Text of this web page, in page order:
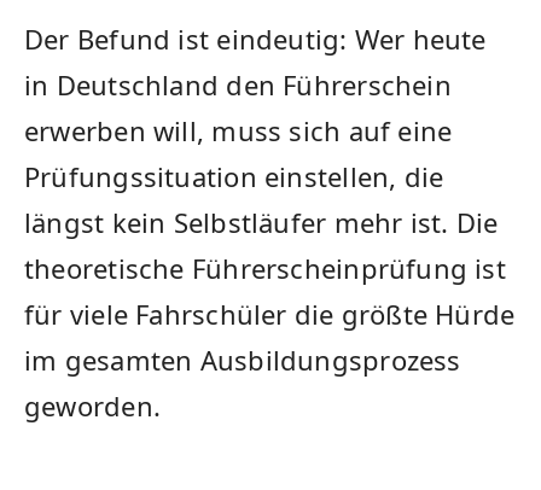
Der Befund ist eindeutig: Wer heute
in Deutschland den Führerschein
erwerben will, muss sich auf eine
Prüfungssituation einstellen, die
längst kein Selbstläufer mehr ist. Die
theoretische Führerscheinprüfung ist
für viele Fahrschüler die größte Hürde
im gesamten Ausbildungsprozess
geworden.